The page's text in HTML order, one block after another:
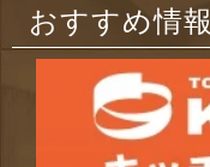
おすすめ情報